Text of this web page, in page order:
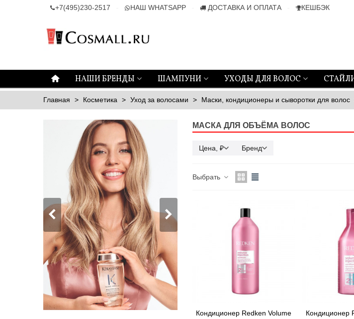
+7(495)230-2517 НАШ WHATSAPP ДОСТАВКА И ОПЛАТА КЕШБЭК
НАШИ БРЕНДЫ ШАМПУНИ УХОДЫ ДЛЯ ВОЛОС
Главная > Косметика > Уход за волосами > Маски, кондиционеры и сыворотки для волос
МАСКА ДЛЯ ОБЪЁМА ВОЛОС
Цена, ₽ Бренд
Выбрать
Быстрый Просмотр
Кондиционер Redken Volume
Быстрый
Кондиционер